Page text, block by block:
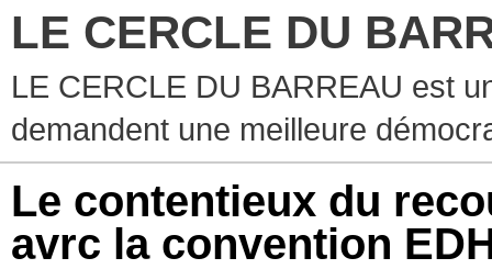
LE CERCLE DU
LE CERCLE DU BARREAU est
demandent une meilleure
Le contentieux du
avrc la convention